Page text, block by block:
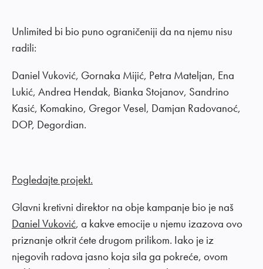
Unlimited bi bio puno ograničeniji da na njemu nisu
radili:
Daniel Vuković, Gornaka Mijić, Petra Mateljan, Ena
Lukić, Andrea Hendak, Bianka Stojanov, Sandrino
Kasić, Komakino, Gregor Vesel, Damjan Radovanoć,
DOP, Degordian.
Pogledajte projekt.
Glavni kretivni direktor na obje kampanje bio je naš
Daniel Vuković, a kakve emocije u njemu izazova ovo
priznanje otkrit ćete drugom prilikom. Iako je iz
njegovih radova jasno koja sila ga pokreće, ovom